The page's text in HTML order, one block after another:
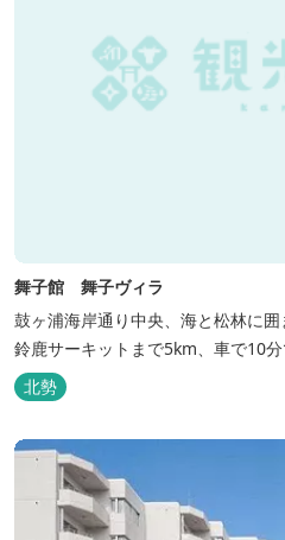
舞子館 舞子ヴィラ
鼓ヶ浦海岸通り中央、海と松林に囲
鈴鹿サーキットまで5km、車で10分
北勢